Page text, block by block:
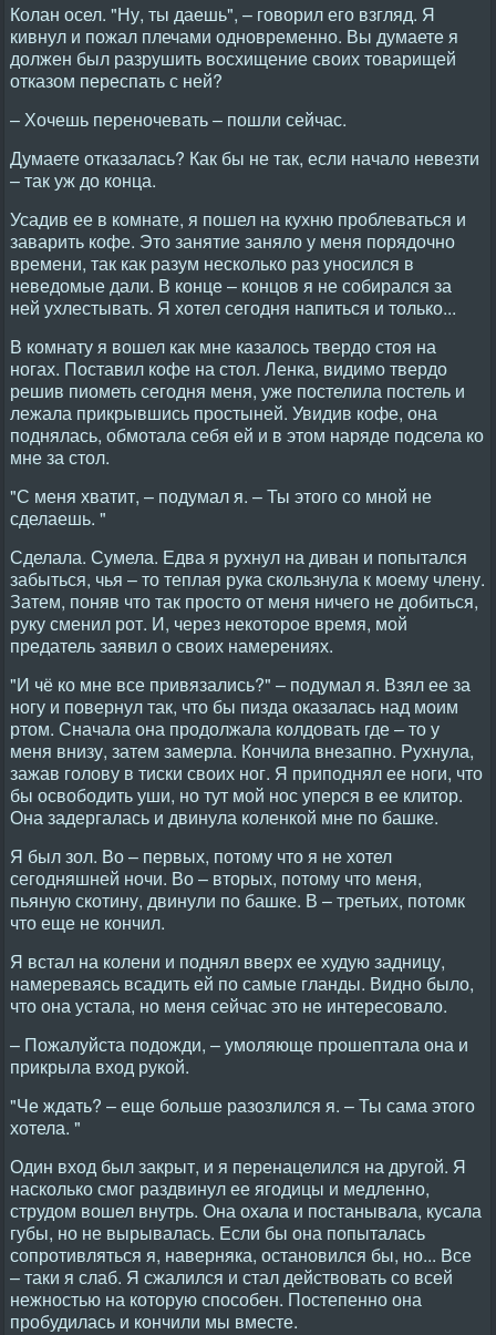
Колан осел. "Ну, ты даешь", – говорил его взгляд. Я
кивнул и пожал плечами одновременно. Вы думаете я
должен был разрушить восхищение своих товарищей
отказом переспать с ней?
– Хочешь переночевать – пошли сейчас.
Думаете отказалась? Как бы не так, если начало невезти
– так уж до конца.
Усадив ее в комнате, я пошел на кухню проблеваться и
заварить кофе. Это занятие заняло у меня порядочно
времени, так как разум несколько раз уносился в
неведомые дали. В конце – концов я не собирался за
ней ухлестывать. Я хотел сегодня напиться и только...
В комнату я вошел как мне казалось твердо стоя на
ногах. Поставил кофе на стол. Ленка, видимо твердо
решив пиометь сегодня меня, уже постелила постель и
лежала прикрывшись простыней. Увидив кофе, она
поднялась, обмотала себя ей и в этом наряде подсела ко
мне за стол.
"С меня хватит, – подумал я. – Ты этого со мной не
сделаешь. "
Сделала. Сумела. Едва я рухнул на диван и попытался
забыться, чья – то теплая рука скользнула к моему члену.
Затем, поняв что так просто от меня ничего не добиться,
руку сменил рот. И, через некоторое время, мой
предатель заявил о своих намерениях.
"И чё ко мне все привязались?" – подумал я. Взял ее за
ногу и повернул так, что бы пизда оказалась над моим
ртом. Сначала она продолжала колдовать где – то у
меня внизу, затем замерла. Кончила внезапно. Рухнула,
зажав голову в тиски своих ног. Я приподнял ее ноги, что
бы освободить уши, но тут мой нос уперся в ее клитор.
Она задергалась и двинула коленкой мне по башке.
Я был зол. Во – первых, потому что я не хотел
сегодняшней ночи. Во – вторых, потому что меня,
пьяную скотину, двинули по башке. В – третьих, потомк
что еще не кончил.
Я встал на колени и поднял вверх ее худую задницу,
намереваясь всадить ей по самые гланды. Видно было,
что она устала, но меня сейчас это не интересовало.
– Пожалуйста подожди, – умоляюще прошептала она и
прикрыла вход рукой.
"Че ждать? – еще больше разозлился я. – Ты сама этого
хотела. "
Один вход был закрыт, и я перенацелился на другой. Я
насколько смог раздвинул ее ягодицы и медленно,
струдом вошел внутрь. Она охала и постанывала, кусала
губы, но не вырывалась. Если бы она попыталась
сопротивляться я, наверняка, остановился бы, но... Все
– таки я слаб. Я сжалился и стал действовать со всей
нежностью на которую способен. Постепенно она
пробудилась и кончили мы вместе.